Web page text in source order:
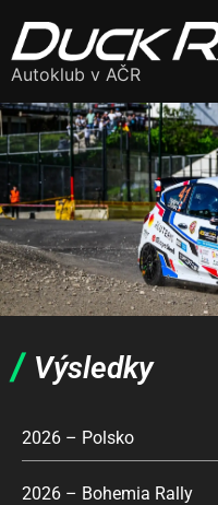
Autoklub v AČR
/ Výsledky
2026 – Polsko
2026 – Bohemia Rally